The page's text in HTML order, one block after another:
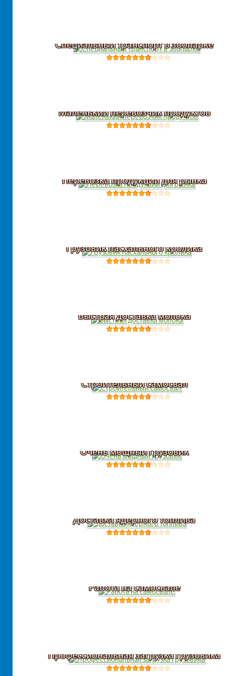
Специальный транспорт в зоопарке
Маленький перевозчик продуктов
Перевозка продукции для рынка
Грузовик пасхального кролика
Быстрая доставка молока
Строительный самосвал
Очень мощный грузовик
Доставка ядерного топлива
Работа на самосвале
Профессиональная загрузка грузовика